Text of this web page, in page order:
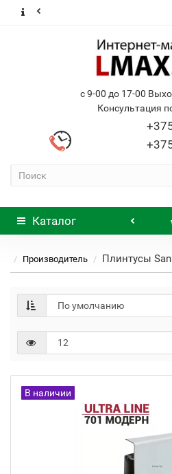
с 9-00 до 17-00
Консультация
Каталог
Производитель Плинтусы
В наличии